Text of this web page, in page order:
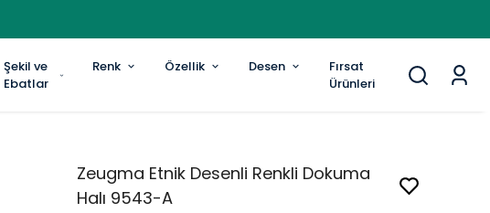
Şekil ve
Ebatlar
Renk Özellik Desen
Fırsat
Ürünleri
Zeugma Etnik Desenli Renkli Dokuma
Halı 9543-A